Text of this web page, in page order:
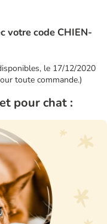
votre code CHIEN-
le 17/12/2020
toute commande.)
pour chat :